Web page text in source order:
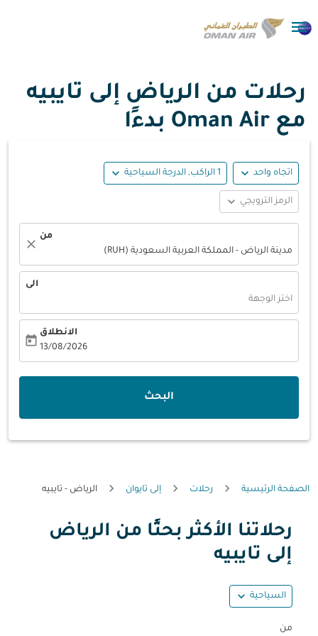

رحلات من الرياض إلى تايبيه
مع Oman Air بدءًا
اتجاه واحد expand_more 1 الراكب, الدرجة السياحية expand_more
الرمز الترويجي expand_more
من
مدينة الرياض - المملكة العربية السعودية (RUH)
close
الى
اختر الوجهة
الانطلاق
13/08/2026
today
البحث
الصفحة الرئيسية رحلات إلى تايوان الرياض - تايبيه
رحلاتنا الأكثر بحثًا من الرياض
إلى تايبيه
السياحية expand_more
من
حاول تحديث الرحلة (مغادرة و/أو وجهة) أو التفاعل مع